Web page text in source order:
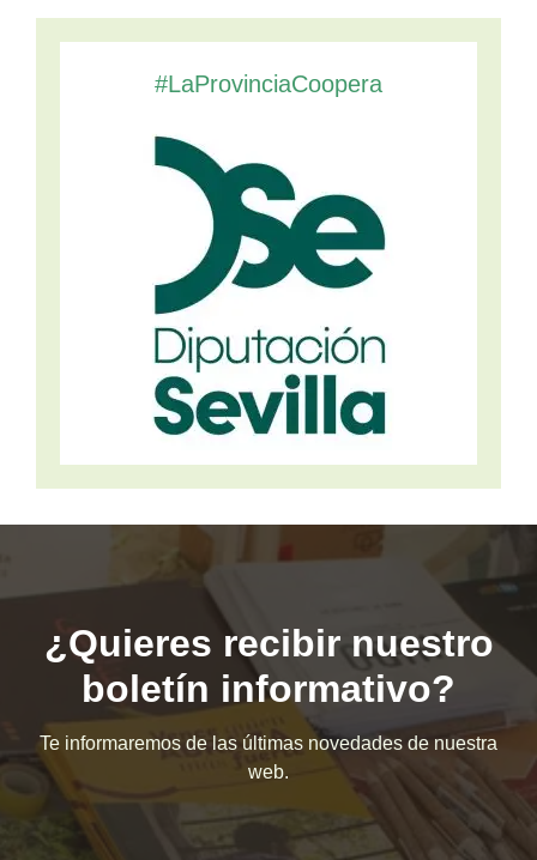
#LaProvinciaCoopera
¿Quieres recibir nuestro
boletín informativo?
Te informaremos de las últimas novedades de nuestra
web.